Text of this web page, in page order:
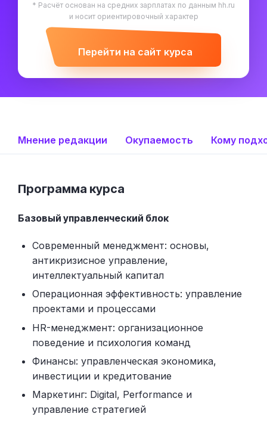
* Расчёт основан на средних зарплатах по данным hh.ru
и носит ориентировочный характер
Перейти на сайт курса
Мнение редакции Окупаемость Кому
Программа курса
Базовый управленческий блок
Современный менеджмент: основы,
антикризисное управление,
интеллектуальный капитал
Операционная эффективность: управление
проектами и процессами
HR-менеджмент: организационное
поведение и психология команд
Финансы: управленческая экономика,
инвестиции и кредитование
Маркетинг: Digital, Performance и
управление стратегией